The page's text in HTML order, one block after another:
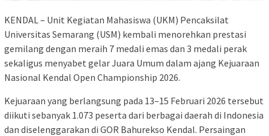
KENDAL – Unit Kegiatan Mahasiswa (UKM) Pencaksilat
Universitas Semarang (USM) kembali menorehkan prestasi
gemilang dengan meraih 7 medali emas dan 3 medali perak
sekaligus menyabet gelar Juara Umum dalam ajang Kejuaraan
Nasional Kendal Open Championship 2026.
Kejuaraan yang berlangsung pada 13–15 Februari 2026 tersebut
diikuti sebanyak 1.073 peserta dari berbagai daerah di Indonesia
dan diselenggarakan di GOR Bahurekso Kendal. Persaingan